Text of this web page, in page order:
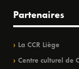
Partenaires
La CCR Liège
Centre culturel de